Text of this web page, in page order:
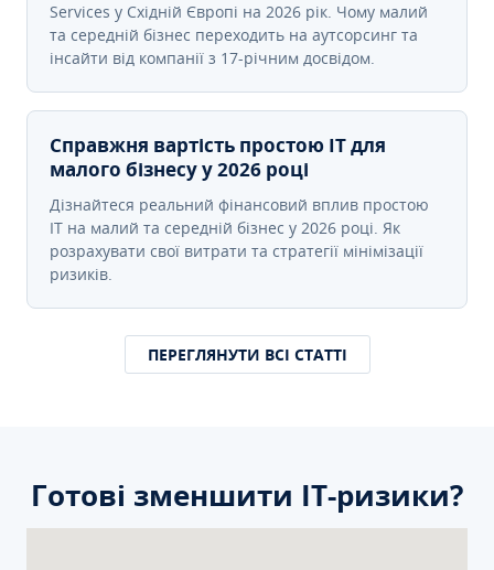
Services у Східній Європі на 2026 рік. Чому малий
та середній бізнес переходить на аутсорсинг та
інсайти від компанії з 17-річним досвідом.
Справжня вартість простою IT для
малого бізнесу у 2026 році
Дізнайтеся реальний фінансовий вплив простою
IT на малий та середній бізнес у 2026 році. Як
розрахувати свої витрати та стратегії мінімізації
ризиків.
ПЕРЕГЛЯНУТИ ВСІ СТАТТІ
Готові зменшити ІТ-ризики?